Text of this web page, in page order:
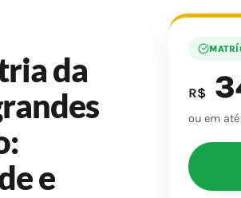
da
e
R$
ou em até